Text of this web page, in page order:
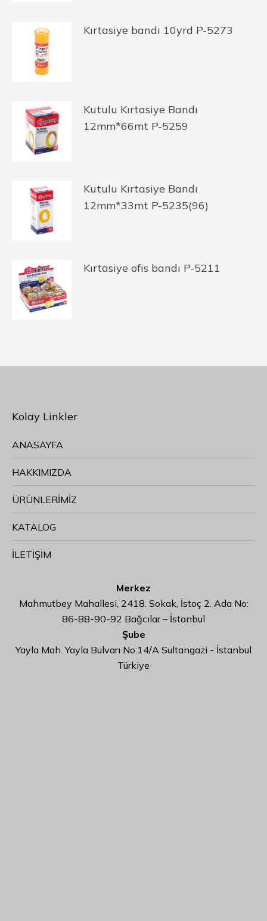
Kırtasiye bandı 10yrd P-5273
Kutulu Kırtasiye Bandı
12mm*66mt P-5259
Kutulu Kırtasiye Bandı
12mm*33mt P-5235(96)
Kırtasiye ofis bandı P-5211
Kolay Linkler
ANASAYFA
HAKKIMIZDA
ÜRÜNLERİMİZ
KATALOG
İLETİŞİM
Merkez
Mahmutbey Mahallesi, 2418. Sokak, İstoç 2. Ada No:
86-88-90-92 Bağcılar – İstanbul
Şube
Yayla Mah. Yayla Bulvarı No:14/A Sultangazi - İstanbul
Türkiye